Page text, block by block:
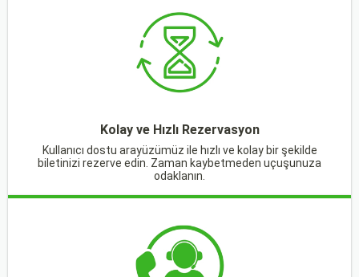
Kolay ve Hızlı Rezervasyon
Kullanıcı dostu arayüzümüz ile hızlı ve kolay bir şekilde
biletinizi rezerve edin. Zaman kaybetmeden uçuşunuza
odaklanın.